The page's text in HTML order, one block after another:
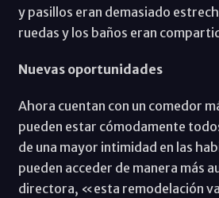
y pasillos eran demasiado
ruedas y los baños eran
Nuevas oportunidades
Ahora cuentan con un comedor
pueden estar cómodamente
de una mayor intimidad en las
pueden acceder de manera más
directora, «esta remodelación